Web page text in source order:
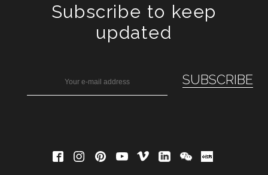
Subscribe to keep
updated